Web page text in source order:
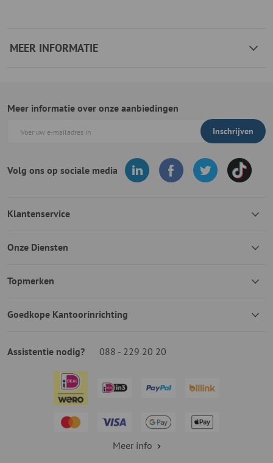
MEER INFORMATIE
Meer informatie over onze aanbiedingen
Inschrijven
Volg ons op sociale media
Klantenservice
Onze Diensten
Topmerken
Goedkope Kantoorinrichting
Assistentie nodig? 088 - 229 20 20
Meer info